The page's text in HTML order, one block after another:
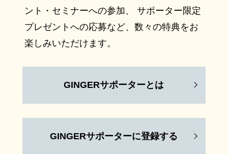
ント・セミナーへの参加、 サポーター限定
プレゼントへの応募など、数々の特典をお
楽しみいただけます。
GINGERサポーターとは
GINGERサポーターに登録する